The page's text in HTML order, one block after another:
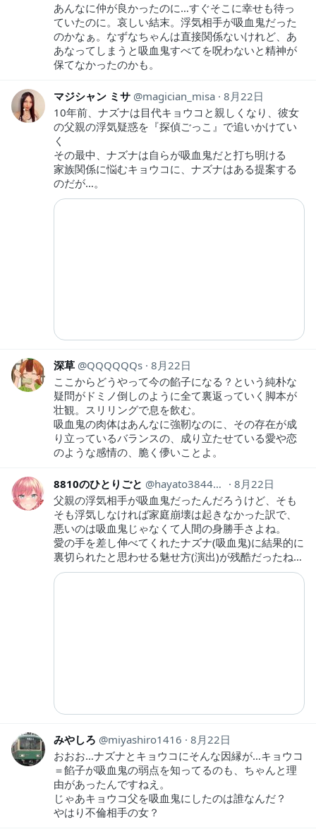
あんなに仲が良かったのに…すぐそこに幸せも待っ
ていたのに。哀しい結末。浮気相手が吸血鬼だった
のかなぁ。なずなちゃんは直接関係ないけれど、あ
あなってしまうと吸血鬼すべてを呪わないと精神が
保てなかったのかも。
マジシャン ミサ magician_misa 8月22日
10年前、ナズナは目代キョウコと親しくなり、彼女
の父親の浮気疑惑を『探偵ごっこ』で追いかけてい
く
その最中、ナズナは自らが吸血鬼だと打ち明ける
家族関係に悩むキョウコに、ナズナはある提案する
のだが…。
深草 QQQQQQs 8月22日
ここからどうやって今の餡子になる？という純朴な
疑問がドミノ倒しのように全て裏返っていく脚本が
壮観。スリリングで息を飲む。
吸血鬼の肉体はあんなに強靭なのに、その存在が成
り立っているバランスの、成り立たせている愛や恋
のような感情の、脆く儚いことよ。
8810のひとりごと hayato38441263
8月22日
父親の浮気相手が吸血鬼だったんだろうけど、そも
そも浮気しなければ家庭崩壊は起きなかった訳で、
悪いのは吸血鬼じゃなくて人間の身勝手さよね。
愛の手を差し伸べてくれたナズナ(吸血鬼)に結果的に
裏切られたと思わせる魅せ方(演出)が残酷だったね…
みやしろ miyashiro1416
8月22日
おおお…ナズナとキョウコにそんな因縁が…キョウコ
＝餡子が吸血鬼の弱点を知ってるのも、ちゃんと理
由があったんですねえ。
じゃあキョウコ父を吸血鬼にしたのは誰なんだ？
やはり不倫相手の女？